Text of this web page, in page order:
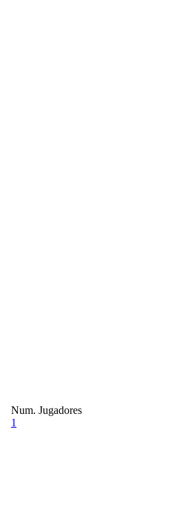
Num. Jugadores
1